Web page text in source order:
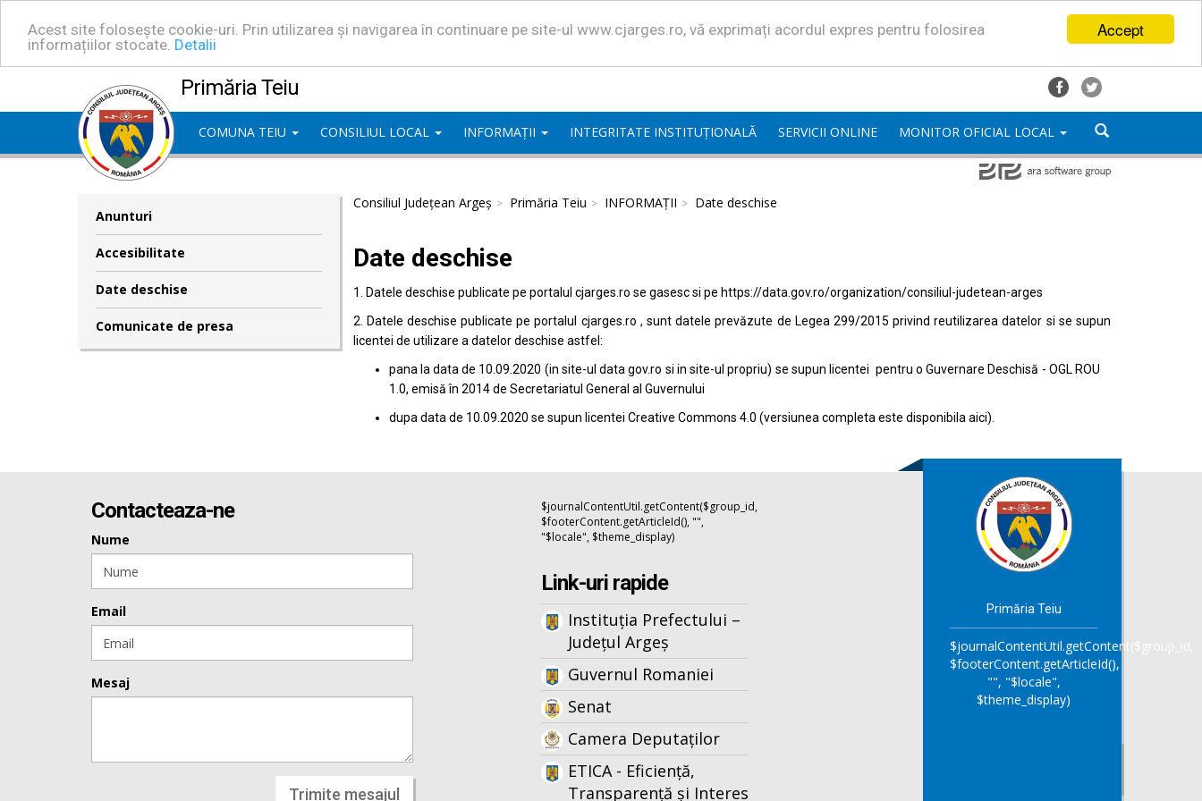
Accept
Acest site folosește cookie-uri. Prin utilizarea și navigarea în continuare pe site-ul www.cjarges.ro, vă exprimați acordul expres pentru folosirea
informațiilor stocate. Detalii
Primăria Teiu
COMUNA TEIU CONSILIUL LOCAL INFORMAȚII INTEGRITATE INSTITUȚIONALĂ SERVICII ONLINE MONITOR OFICIAL LOCAL
Anunturi
Accesibilitate
Date deschise
Comunicate de presa
Consiliul Județean Argeș Primăria Teiu INFORMAȚII Date deschise
Date deschise
1. Datele deschise publicate pe portalul cjarges.ro se gasesc si pe https://data.gov.ro/organization/consiliul-judetean-arges
2. Datele deschise publicate pe portalul cjarges.ro , sunt datele prevăzute de Legea 299/2015 privind reutilizarea datelor si se supun
licentei de utilizare a datelor deschise astfel:
pana la data de 10.09.2020 (in site-ul datagov.ro si in site-ul propriu) se supun licentei pentru o Guvernare Deschisă - OGL ROU
1.0, emisă în 2014 de Secretariatul General al Guvernului
dupa data de 10.09.2020 se supun licentei Creative Commons 4.0 (versiunea completa este disponibila aici).
Contacteaza-ne
Nume
Email
Mesaj
Trimite mesajul
$journalContentUtil.getContent($group_id,
$footerContent.getArticleId(), "",
"$locale", $theme_display)
Link-uri rapide
Instituția Prefectului –
Județul Argeș
Guvernul Romaniei
Senat
Camera Deputaților
ETICA - Eficiență,
Transparență și Interes
Primăria Teiu
$journalContentUtil.getContent($group_id,
$footerContent.getArticleId(),
"", "$locale",
$theme_display)